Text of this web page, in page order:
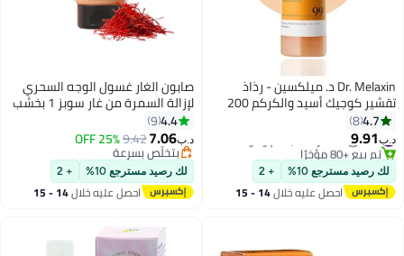
Dr. Melaxin د. ميلكسين - رذاذ
تقشير كوجيك أسيد والكركم 200
مل4.7
8
د.ب‏9.91
تم بيع +80 مؤخرًا
لك رصيد مسترجع 10% + 2
احصل عليه خلال 14 - 15
صابون الغار غسول الوجه السحري
لإزالة السمرة من غار سوبز 1 بخشب
الصندل والزعفران والجلوتاثيون |
إزالة السمرة وتفتيح البشرة
وإشراقها 1 يزيل الأوساخ والشوائب
للحصول على بشرة منتعشة وناعمة
ومتوهجة | 100 مل
4.4
9
د.ب‏7.06
9.42
25% OFF
بتخلّص بسرعة
بتخلّص بسرعة
لك رصيد مسترجع 10% + 2
احصل عليه خلال 14 - 15